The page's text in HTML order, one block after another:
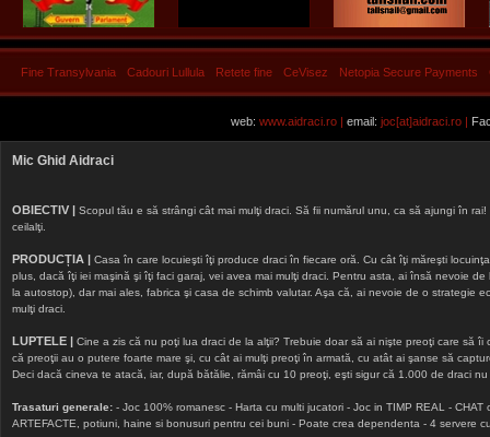
Fine Transylvania Cadouri Lullula Retete fine CeVisez Netopia Secure Payments
web: www.aidraci.ro | email: joc[at]aidraci.ro |
Mic Ghid Aidraci
OBIECTIV | Scopul tău e să strângi cât mai mulţi draci. Să fii numărul unu, ca să ajungi în
ceilalţi.
PRODUCȚIA | Casa în care locuieşti îţi produce draci în fiecare oră. Cu cât îţi măreşti
plus, dacă îţi iei maşină şi îţi faci garaj, vei avea mai mulţi draci. Pentru asta, ai însă nevoie
la autostop), dar mai ales, fabrica şi casa de schimb valutar. Aşa că, ai nevoie de o strategie
mulţi draci.
LUPTELE | Cine a zis că nu poţi lua draci de la alţii? Trebuie doar să ai nişte preoţi care să
că preoţii au o putere foarte mare şi, cu cât ai mulţi preoţi în armată, cu atât ai şanse să
Deci dacă cineva te atacă, iar, după bătălie, rămâi cu 10 preoţi, eşti sigur că 1.000 de draci
Trasaturi generale: - Joc 100% romanesc - Harta cu multi jucatori - Joc in TIMP REAL -
ARTEFACTE, potiuni, haine si bonusuri pentru cei buni - Poate crea dependenta - 4 servere